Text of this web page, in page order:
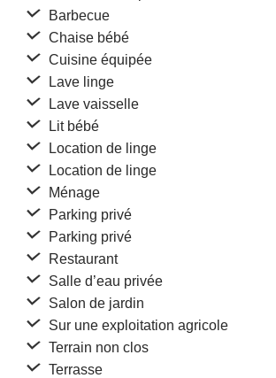
Barbecue
Chaise bébé
Cuisine équipée
Lave linge
Lave vaisselle
Lit bébé
Location de linge
Location de linge
Ménage
Parking privé
Parking privé
Restaurant
Salle d’eau privée
Salon de jardin
Sur une exploitation agricole
Terrain non clos
Terrasse